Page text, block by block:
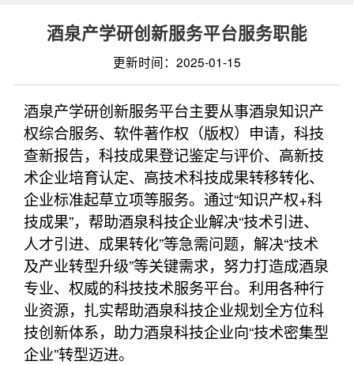
酒泉产学研创新服务平台服务职能
更新时间：2025-01-15
酒泉产学研创新服务平台主要从事酒泉知识产
权综合服务、软件著作权（版权）申请，科技
查新报告，科技成果登记鉴定与评价、高新技
术企业培育认定、高技术科技成果转移转化、
企业标准起草立项等服务。通过“知识产权+科
技成果”，帮助酒泉科技企业解决“技术引进、
人才引进、成果转化”等急需问题，解决“技术
及产业转型升级”等关键需求，努力打造成酒泉
专业、权威的科技技术服务平台。利用各种行
业资源，扎实帮助酒泉科技企业规划全方位科
技创新体系，助力酒泉科技企业向“技术密集型
企业”转型迈进。